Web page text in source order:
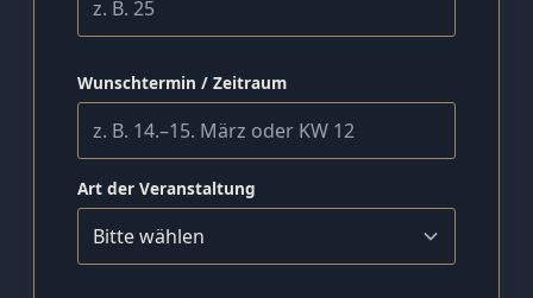
Wunschtermin / Zeitraum
Art der Veranstaltung